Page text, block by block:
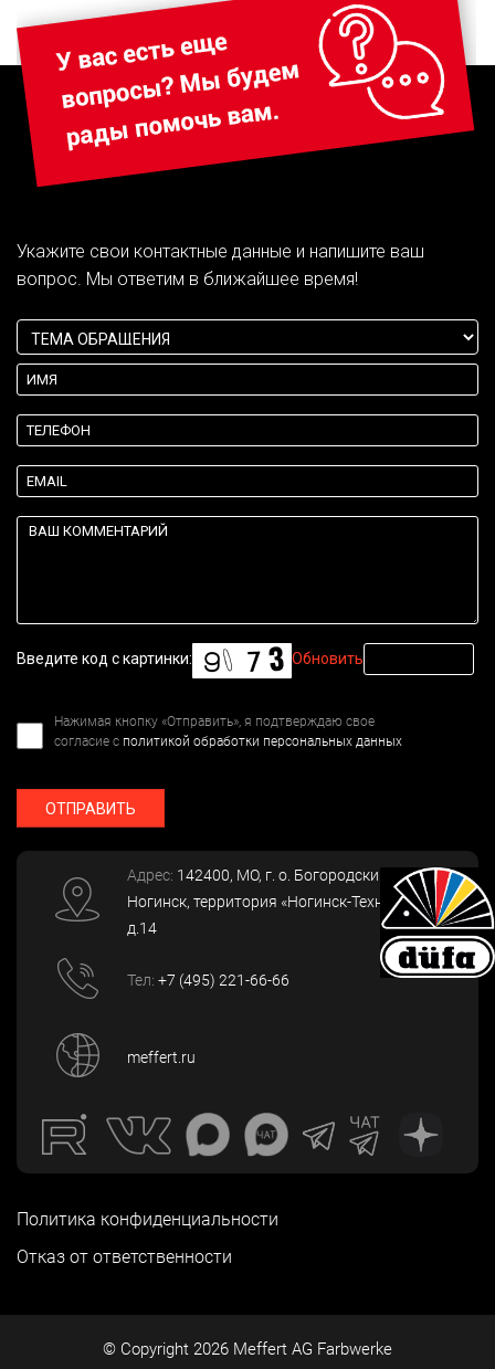
Укажите свои контактные данные и напишите ваш
вопрос. Мы ответим в ближайшее время!
Введите код с картинки: Обновить
Нажимая кнопку «Отправить», я подтверждаю свое
согласие с политикой обработки персональных данных
ОТПРАВИТЬ
Адрес: 142400, МО, г. о. Богородский, г.
Ногинск, территория «Ногинск-Технопарк»,
д.14
Тел: +7 (495) 221-66-66
meffert.ru
Политика конфиденциальности
Отказ от ответственности
© Copyright 2026 Meffert AG Farbwerke